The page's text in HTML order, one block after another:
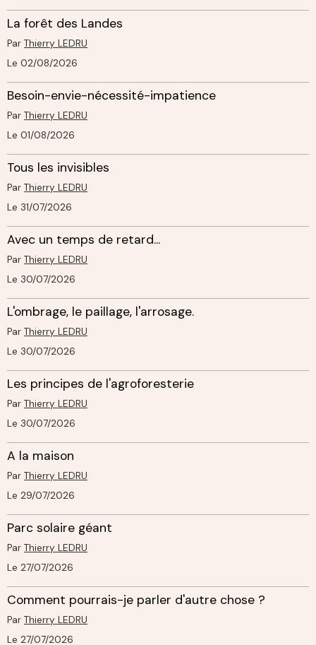
La forêt des Landes
Par Thierry LEDRU
Le 02/08/2026
Besoin-envie-nécessité-impatience
Par Thierry LEDRU
Le 01/08/2026
Tous les invisibles
Par Thierry LEDRU
Le 31/07/2026
Avec un temps de retard...
Par Thierry LEDRU
Le 30/07/2026
L'ombrage, le paillage, l'arrosage.
Par Thierry LEDRU
Le 30/07/2026
Les principes de l'agroforesterie
Par Thierry LEDRU
Le 30/07/2026
A la maison
Par Thierry LEDRU
Le 29/07/2026
Parc solaire géant
Par Thierry LEDRU
Le 27/07/2026
Comment pourrais-je parler d'autre chose ?
Par Thierry LEDRU
Le 27/07/2026